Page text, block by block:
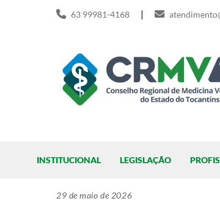
63 99981-4168 |
INSTITUCIONAL LEGISLAÇÃO
29 de maio de 2026